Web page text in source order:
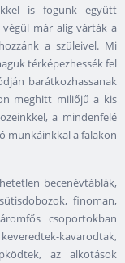
is fogunk együtt
már alig várták a
a szüleivel. Mi
térképezhessék fel
barátkozhassanak
meghitt miliőjű a kis
a mindenfelé
munkáinkkal a falakon
becenévtáblák,
finoman,
csoportokban
kavarodtak,
az alkotások